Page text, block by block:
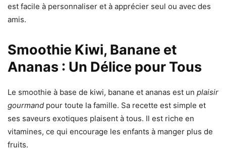
est facile à personnaliser et à apprécier seul ou avec des
amis.
Smoothie Kiwi, Banane et
Ananas : Un Délice pour Tous
Le smoothie à base de kiwi, banane et ananas est un plaisir
gourmand pour toute la famille. Sa recette est simple et
ses saveurs exotiques plaisent à tous. Il est riche en
vitamines, ce qui encourage les enfants à manger plus de
fruits.